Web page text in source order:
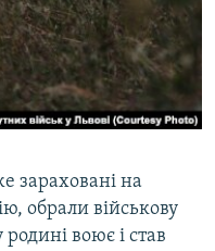
зараховані на
обрали військову
воює і став